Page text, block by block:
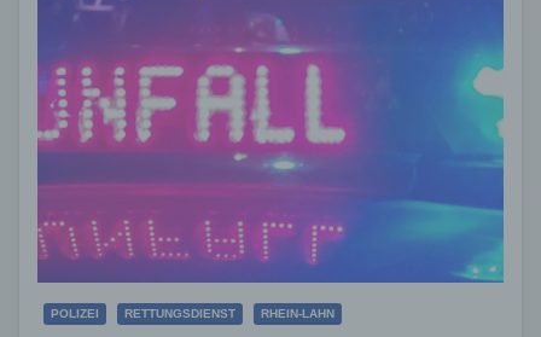
POLIZEI RETTUNGSDIENST RHEIN-LAHN